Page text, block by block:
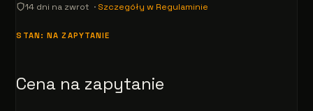
14 dni na zwrot · Szczegóły w Regulaminie
STAN: NA ZAPYTANIE
Cena na zapytanie